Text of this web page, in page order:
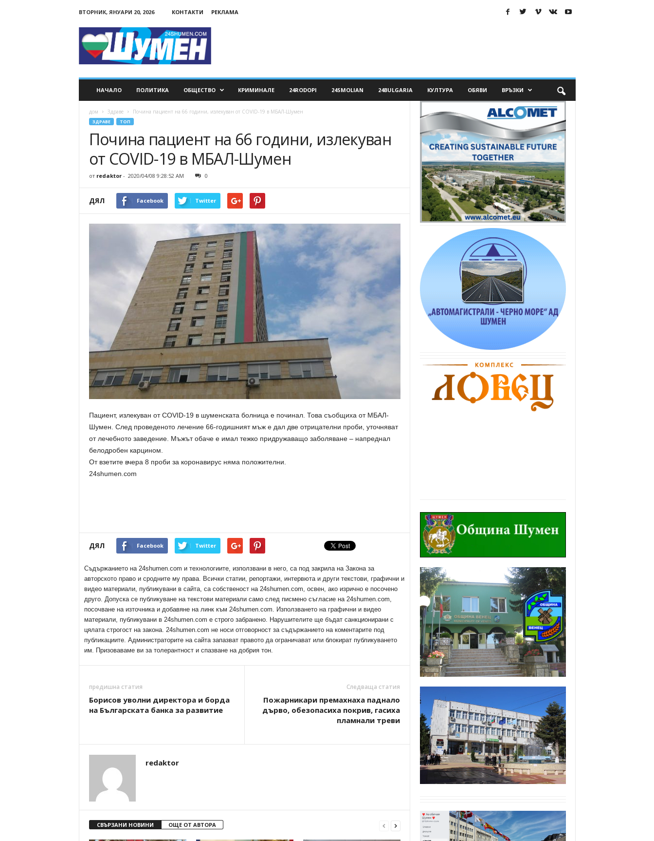
ВТОРНИК, ЯНУАРИ 20, 2026 КОНТАКТИ РЕКЛАМА
НАЧАЛО ПОЛИТИКА ОБЩЕСТВО КРИМИНАЛЕ 24RODOPI 24SMOLIAN 24BULGARIA КУЛТУРА ОБЯВИ ВРЪЗКИ
дом Здраве Почина пациент на 66 години, излекуван от COVID-19 в МБАЛ-Шумен
ЗДРАВЕ ТОП
Почина пациент на 66 години, излекуван
от COVID-19 в МБАЛ-Шумен
от redaktor- 2020/04/08 9:28:52 AM 0
ДЯЛ Facebook Twitter
Пациент, излекуван от COVID-19 в шуменската болница е починал. Това съобщиха от МБАЛ-
Шумен. След проведеното лечение 66-годишният мъж е дал две отрицателни проби, уточняват
от лечебното заведение. Мъжът обаче е имал тежко придружаващо заболяване – напреднал
белодробен карцином.
От взетите вчера 8 проби за коронавирус няма положителни.
24shumen.com
ДЯЛ Facebook Twitter
Съдържанието на 24shumen.com и технологиите, използвани в него, са под закрила на Закона за
авторското право и сродните му права. Всички статии, репортажи, интервюта и други текстови, графични и
видео материали, публикувани в сайта, са собственост на 24shumen.com, освен, ако изрично е посочено
друго. Допуска се публикуване на текстови материали само след писмено съгласие на 24shumen.com,
посочване на източника и добавяне на линк към 24shumen.com. Използването на графични и видео
материали, публикувани в 24shumen.com е строго забранено. Нарушителите ще бъдат санкционирани с
цялата строгост на закона. 24shumen.com не носи отговорност за съдържанието на коментарите под
публикациите. Администраторите на сайта запазват правото да ограничават или блокират публикуването
им. Призоваваме ви за толерантност и спазване на добрия тон.
предишна статия
Борисов уволни директора и борда
на Българската банка за развитие
Следваща статия
Пожарникари премахнаха паднало
дърво, обезопасиха покрив, гасиха
пламнали треви
redaktor
СВЪРЗАНИ НОВИНИ ОЩЕ ОТ АВТОРА